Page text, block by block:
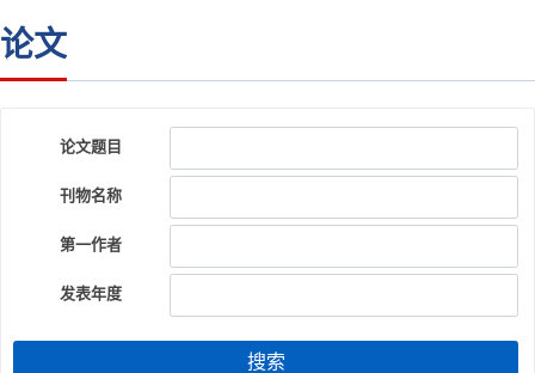
论文
论文题目
刊物名称
第一作者
发表年度
搜索